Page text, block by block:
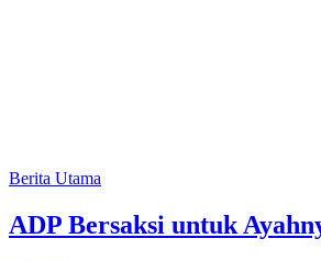
Berita Utama
ADP Bersaksi untuk